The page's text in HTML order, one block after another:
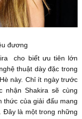
đương
cho biết ưu tiên lớn
thuật dày đặc trong
này. Chỉ ít ngày trước
nhận Shakira sẽ cùng
thức của giải đấu mang
Đây là một trong những